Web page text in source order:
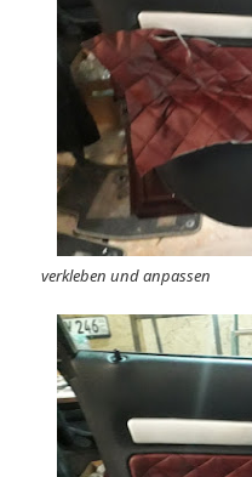
verkleben und anpassen